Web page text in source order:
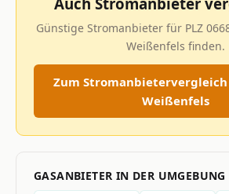
Günstige Stromanbieter für PLZ
Weißenfels finden.
Zum Stromanbietervergleich
Weißenfels
GASANBIETER IN DER UMGEBUNG